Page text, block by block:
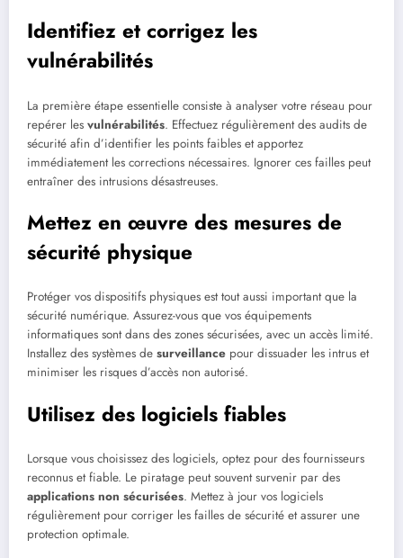
Identifiez et corrigez les
vulnérabilités
La première étape essentielle consiste à analyser votre réseau pour
repérer les vulnérabilités. Effectuez régulièrement des audits de
sécurité afin d’identifier les points faibles et apportez
immédiatement les corrections nécessaires. Ignorer ces failles peut
entraîner des intrusions désastreuses.
Mettez en œuvre des mesures de
sécurité physique
Protéger vos dispositifs physiques est tout aussi important que la
sécurité numérique. Assurez-vous que vos équipements
informatiques sont dans des zones sécurisées, avec un accès limité.
Installez des systèmes de surveillance pour dissuader les intrus et
minimiser les risques d’accès non autorisé.
Utilisez des logiciels fiables
Lorsque vous choisissez des logiciels, optez pour des fournisseurs
reconnus et fiable. Le piratage peut souvent survenir par des
applications non sécurisées. Mettez à jour vos logiciels
régulièrement pour corriger les failles de sécurité et assurer une
protection optimale.